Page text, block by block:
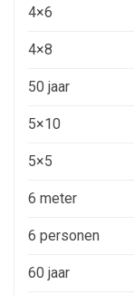
4×6
4×8
50 jaar
5×10
5×5
6 meter
6 personen
60 jaar